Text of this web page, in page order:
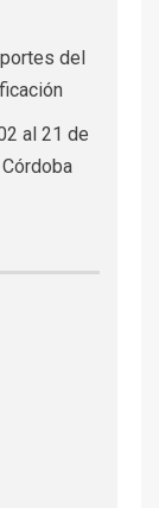
del
al 21 de